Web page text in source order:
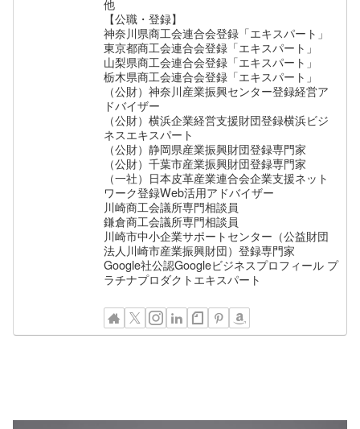
【公職・登録】
神奈川県商工会連合会登録「エキスパート」
東京都商工会連合会登録「エキスパート」
山梨県商工会連合会登録「エキスパート」
栃木県商工会連合会登録「エキスパート」
（公財）神奈川産業振興センター登録経営ア
ドバイザー
（公財）横浜企業経営支援財団登録横浜ビジ
ネスエキスパート
（公財）静岡県産業振興財団登録専門家
（公財）千葉市産業振興財団登録専門家
（一社）日本皮革産業連合会企業支援ネット
ワーク登録Web活用アドバイザー
川崎商工会議所専門相談員
鎌倉商工会議所専門相談員
川崎市中小企業サポートセンター（公益財団
法人川崎市産業振興財団）登録専門家
Google社公認Googleビジネスプロフィール プ
ラチナプロダクトエキスパート